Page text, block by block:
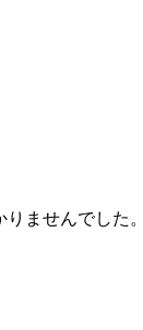
ませんでした